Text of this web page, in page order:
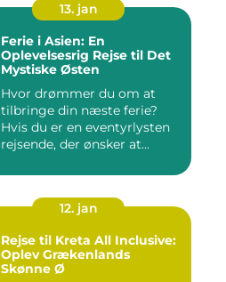
13. jan
Ferie i Asien: En
Oplevelsesrig Rejse til Det
Mystiske Østen
Hvor drømmer du om at
tilbringe din næste ferie?
Hvis du er en eventyrlysten
rejsende, der ønsker at...
12. jan
Rejse til Kreta All Inclusive:
Oplev Grækenlands
Skønne Ø